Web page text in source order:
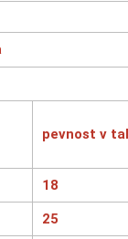
pevnost v
18
25